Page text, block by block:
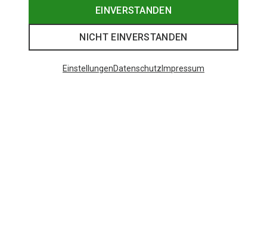
EINVERSTANDEN
NICHT EINVERSTANDEN
EinstellungenDatenschutz Impressum